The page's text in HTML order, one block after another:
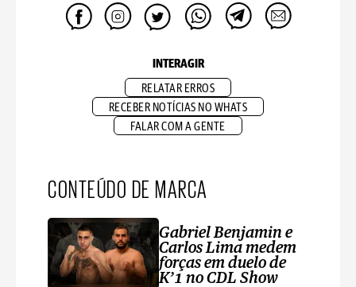
INTERAGIR
RELATAR ERROS
RECEBER NOTÍCIAS NO WHATS
FALAR COM A GENTE
CONTEÚDO DE MARCA
Gabriel Benjamin e
Carlos Lima medem
forças em duelo de
K’1 no CDL Show